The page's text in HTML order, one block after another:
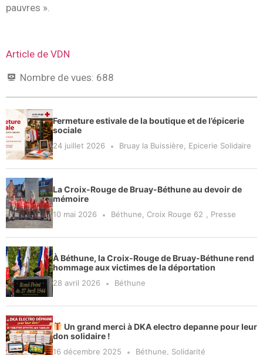
pauvres ».
Article de VDN
Nombre de vues: 688
Fermeture estivale de la boutique et de l’épicerie
sociale
24 juillet 2026 Bruay la Buissière Epicerie Solidaire
La Croix-Rouge de Bruay-Béthune au devoir de
mémoire
10 mai 2026 Béthune Croix Rouge 62 Presse
À Béthune, la Croix-Rouge de Bruay-Béthune rend
hommage aux victimes de la déportation
28 avril 2026 Béthune
Un grand merci à DKA electro depanne pour leur
don solidaire !
16 décembre 2025 Béthune Solidarité